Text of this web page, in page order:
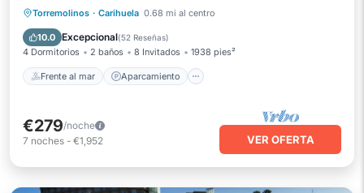
Torremolinos · Carihuela 0.68 mi al centro
10.0 Excepcional(52 Reseñas)
4 Dormitorios 2 baños 8 Invitados 1938 pies²
Frente al mar Aparcamiento
Frente al mar Aparcamiento
Vista al mar
€279/noche
7 noches - €1,952 VER OFERTA